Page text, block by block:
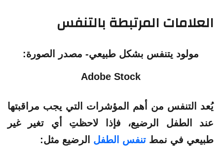
العلامات المرتبطة بالتنفس
مولود يتنفس بشكل طبيعي- مصدر الصورة:
Adobe Stock
يُعد التنفس من أهم المؤشرات التي يجب مراقبتها
عند الطفل الرضيع، فإذا لاحظتِ أي تغير غير
طبيعي في نمط تنفس الطفل الرضيع مثل: